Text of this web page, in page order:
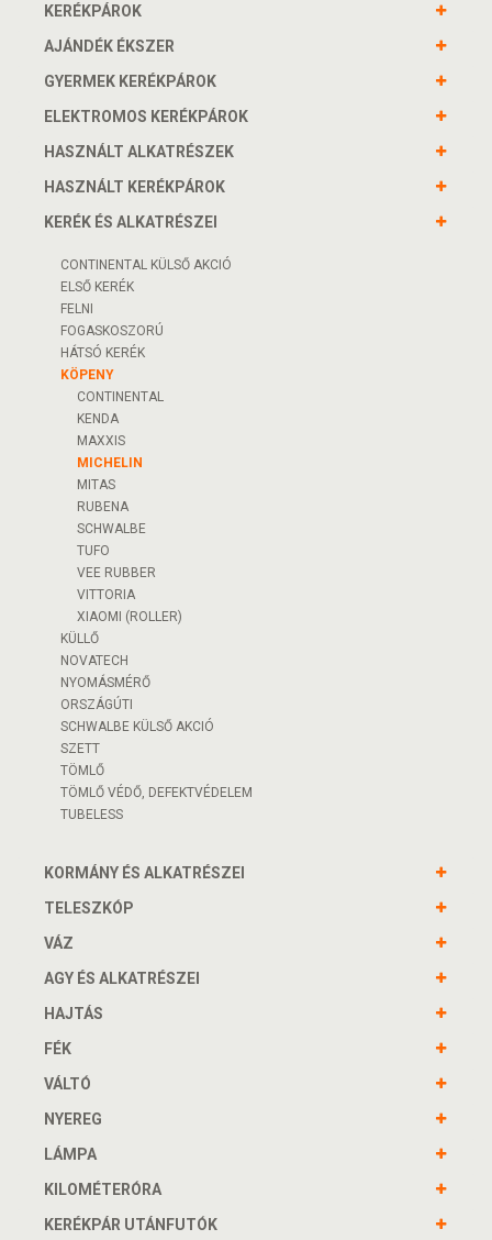
KERÉKPÁROK
AJÁNDÉK ÉKSZER
GYERMEK KERÉKPÁROK
ELEKTROMOS KERÉKPÁROK
HASZNÁLT ALKATRÉSZEK
HASZNÁLT KERÉKPÁROK
KERÉK ÉS ALKATRÉSZEI
CONTINENTAL KÜLSŐ AKCIÓ
ELSŐ KERÉK
FELNI
FOGASKOSZORÚ
HÁTSÓ KERÉK
KÖPENY
CONTINENTAL
KENDA
MAXXIS
MICHELIN
MITAS
RUBENA
SCHWALBE
TUFO
VEE RUBBER
VITTORIA
XIAOMI (ROLLER)
KÜLLŐ
NOVATECH
NYOMÁSMÉRŐ
ORSZÁGÚTI
SCHWALBE KÜLSŐ AKCIÓ
SZETT
TÖMLŐ
TÖMLŐ VÉDŐ, DEFEKTVÉDELEM
TUBELESS
KORMÁNY ÉS ALKATRÉSZEI
TELESZKÓP
VÁZ
AGY ÉS ALKATRÉSZEI
HAJTÁS
FÉK
VÁLTÓ
NYEREG
LÁMPA
KILOMÉTERÓRA
KERÉKPÁR UTÁNFUTÓK